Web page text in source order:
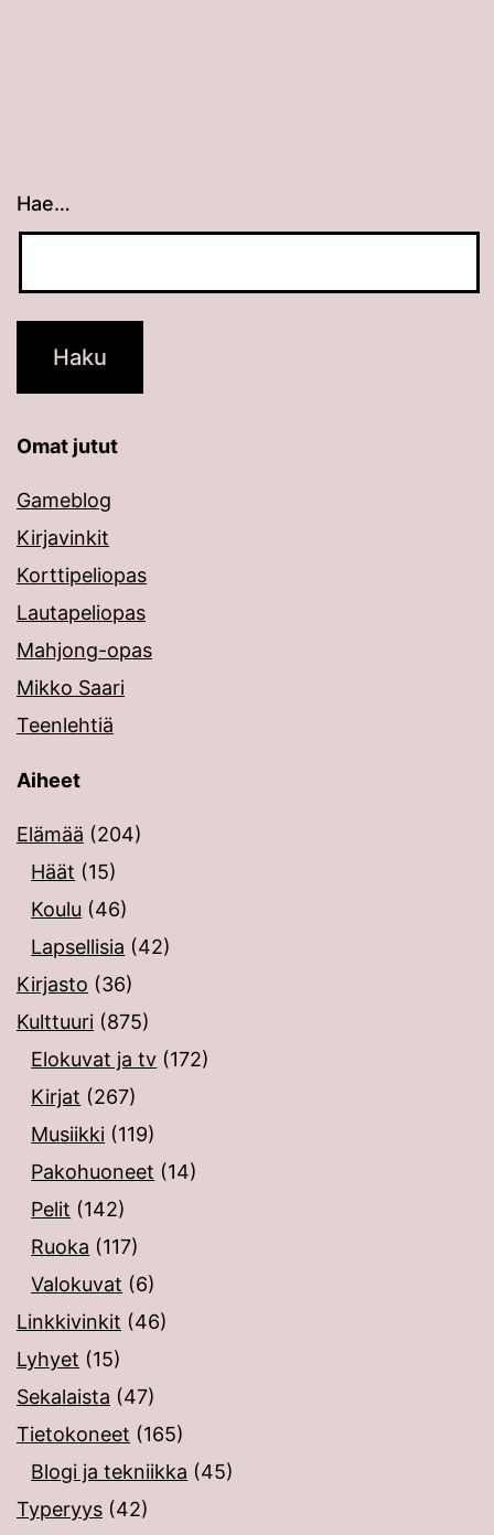
Hae…
Kun tuloksia tulee, voit selata niitä
Omat jutut
Gameblog
Kirjavinkit
Korttipeliopas
Lautapeliopas
Mahjong-opas
Mikko Saari
Teenlehtiä
Aiheet
Elämää (204)
Häät (15)
Koulu (46)
Lapsellisia (42)
Kirjasto (36)
Kulttuuri (875)
Elokuvat ja tv (172)
Kirjat (267)
Musiikki (119)
Pakohuoneet (14)
Pelit (142)
Ruoka (117)
Valokuvat (6)
Linkkivinkit (46)
Lyhyet (15)
Sekalaista (47)
Tietokoneet (165)
Blogi ja tekniikka (45)
Typeryys (42)